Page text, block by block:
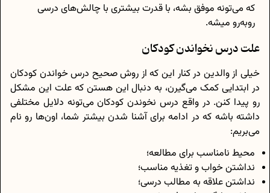
که می‌تونه موفق بشه، با قدرت بیشتری با چالش‌های درسی
رو‌به‌‌رو میشه.
علت درس نخواندن کودکان
خیلی از والدین در کنار این که از روش صحیح درس خواندن کودکان
در ابتدایی کمک می‌گیرن، به دنبال این هستن که علت این مشکل
رو پیدا کنن. در واقع درس نخوندن کودکان می‌تونه دلایل مختلفی
داشته باشه که در ادامه برای آشنا شدن بیشتر شما، اون‌ها رو نام
می‌بریم:
محیط نامناسب برای مطالعه؛
نداشتن خواب و تغذیه مناسب؛
نداشتن علاقه به مطالب درسی؛